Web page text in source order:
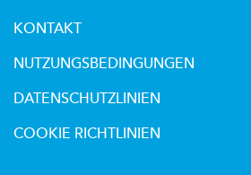
KONTAKT
NUTZUNGSBEDINGUNGEN
DATENSCHUTZLINIEN
COOKIE RICHTLINIEN